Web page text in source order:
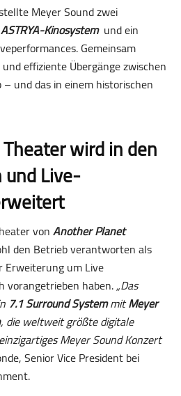
Meyer Sound zwei
ASTRYA-Kinosystemund ein
Gemeinsam
effiziente Übergänge zwischen
und das in einem historischen
wird in den
Live-
vonAnother Planet
den Betrieb verantworten als
Erweiterung um Live
vorangetrieben haben.„Das
7.1 Surround SystemmitMeyer
, die weltweit größte digitale
Meyer Sound Konzert
Senior Vice President bei